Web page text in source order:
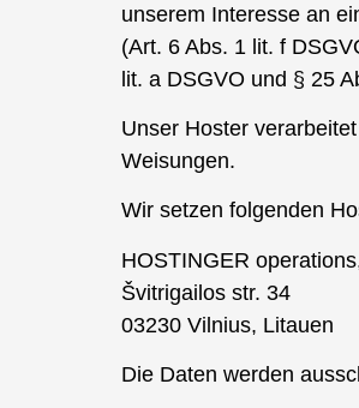
unserem Interesse an
(Art. 6 Abs. 1 lit. f
lit. a DSGVO und § 25
Unser Hoster
Weisungen.
Wir setzen folgenden
HOSTINGER
Švitrigailos str. 34
03230 Vilnius, Litauen
Die Daten werden